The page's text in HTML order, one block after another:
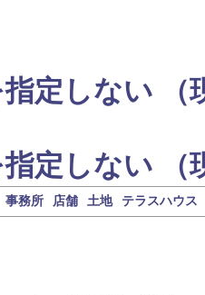
定しない （
定しない （
事務所 店舗 土地 テラスハウス